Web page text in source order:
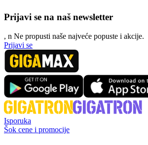
Prijavi se na naš newsletter
, n Ne propusti naše najveće popuste i akcije.
Prijavi se
Isporuka
Šok cene i promocije